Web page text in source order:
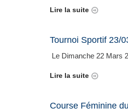
Lire la suite
Tournoi Sportif 23/
Le Dimanche 22 Mars
Lire la suite
Course Féminine